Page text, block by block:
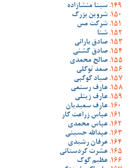
سینا منشازاده
شروین بزرگ
شرکت مس
شنا
صادق بارانی
صادق گشنی
صالح محمدی
صمد توکلی
صیاد کوکبی
عارف رستمی
عارف زینلی
عارف سعیدیان
عباس زراعت کار
عباس محمدی
عبدالله حسینی
عرفان رشیدی
عشرت کردستانی
عظیم گوک